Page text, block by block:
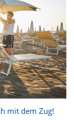
mit dem Zug!